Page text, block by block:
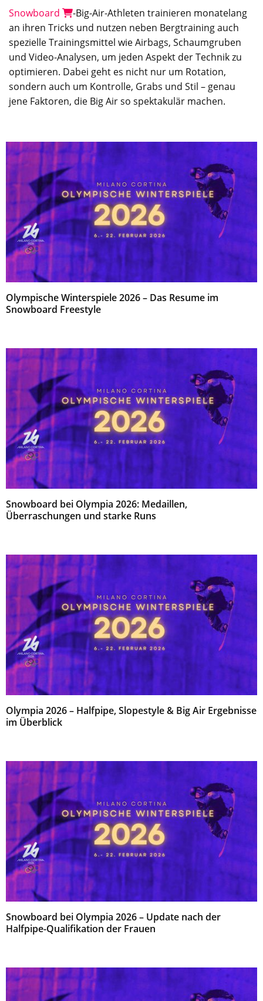
Snowboard
-Big-Air-Athleten trainieren monatelang
an ihren Tricks und nutzen neben Bergtraining auch
spezielle Trainingsmittel wie Airbags, Schaumgruben
und Video-Analysen, um jeden Aspekt der Technik zu
optimieren. Dabei geht es nicht nur um Rotation,
sondern auch um Kontrolle, Grabs und Stil – genau
jene Faktoren, die Big Air so spektakulär machen.
Olympische Winterspiele 2026 – Das Resume im
Snowboard Freestyle
Snowboard bei Olympia 2026: Medaillen,
Überraschungen und starke Runs
Olympia 2026 – Halfpipe, Slopestyle & Big Air Ergebnisse
im Überblick
Snowboard bei Olympia 2026 – Update nach der
Halfpipe-Qualifikation der Frauen